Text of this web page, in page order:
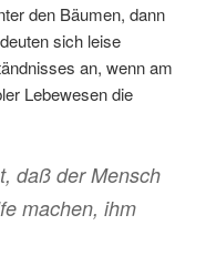
den Bäumen, dann
sich leise
an, wenn am
Lebewesen die
daß der Mensch
machen, ihm